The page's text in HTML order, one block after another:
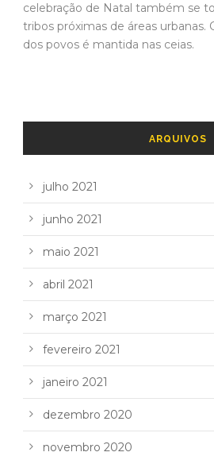
celebração de Natal também se
tribos próximas de áreas urbanas.
dos povos é mantida nas ceias.
ARQUIVOS
julho 2021
junho 2021
maio 2021
abril 2021
março 2021
fevereiro 2021
janeiro 2021
dezembro 2020
novembro 2020